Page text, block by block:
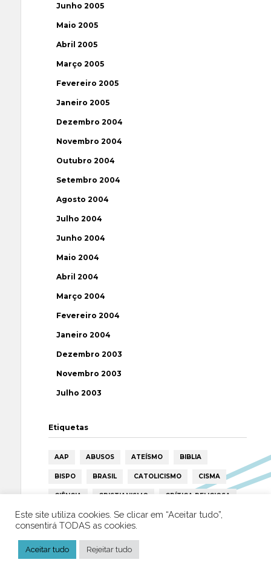
Junho 2005
Maio 2005
Abril 2005
Março 2005
Fevereiro 2005
Janeiro 2005
Dezembro 2004
Novembro 2004
Outubro 2004
Setembro 2004
Agosto 2004
Julho 2004
Junho 2004
Maio 2004
Abril 2004
Março 2004
Fevereiro 2004
Janeiro 2004
Dezembro 2003
Novembro 2003
Julho 2003
Etiquetas
AAP ABUSOS ATEÍSMO BIBLIA
BISPO BRASIL CATOLICISMO CISMA
CIÊNCIA CRISTIANISMO CRÍTICA RELIGIOSA
DEUS DIREITOS HUMANOS EFEMÉRIDE
FÁTIMA HISTÓRIA
Este site utiliza cookies. Se clicar em “Aceitar tudo”,
consentirá TODAS as cookies.
Aceitar tudo Rejeitar tudo